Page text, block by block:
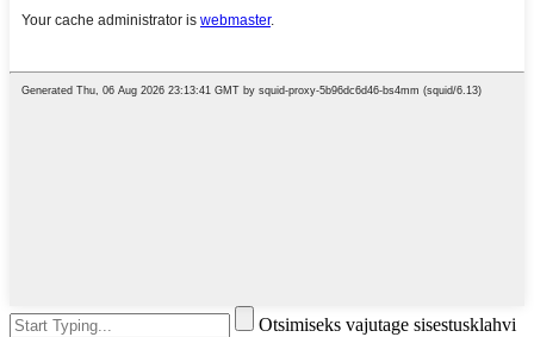
Otsimiseks vajutage sisestusklahvi